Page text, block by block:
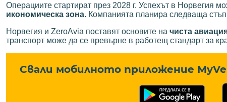
Операциите стартират през 2028 г. Успехът в Норвегия
икономическа зона. Компанията планира следваща
Норвегия и ZeroAvia поставят основите на чиста
транспорт може да се превърне в работещ стандарт за
Свали мобилното приложение MyVe